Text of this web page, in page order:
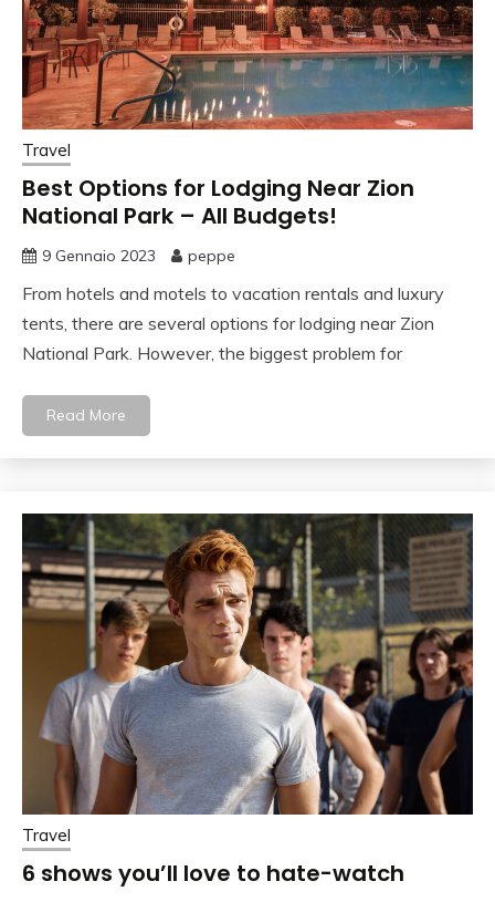
Travel
Best Options for Lodging Near Zion
National Park – All Budgets!
9 Gennaio 2023 peppe
From hotels and motels to vacation rentals and luxury
tents, there are several options for lodging near Zion
National Park. However, the biggest problem for
Read More
Travel
6 shows you’ll love to hate-watch